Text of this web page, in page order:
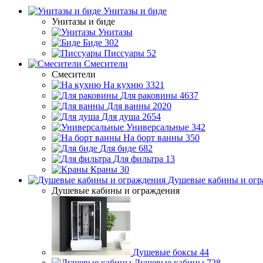
Унитазы и биде
Унитазы и биде
Унитазы
Биде 302
Писсуары 52
Смесители
Смесители
На кухню 3321
Для раковины 4637
Для ванны 2020
Для душа 2654
Универсальные 342
На борт ванны 350
Для биде 682
Для фильтра 13
Краны 30
Душевые кабины и
Душевые кабины и ограждения
Душевые боксы 44